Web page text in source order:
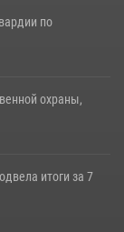
по
охраны,
итоги за 7